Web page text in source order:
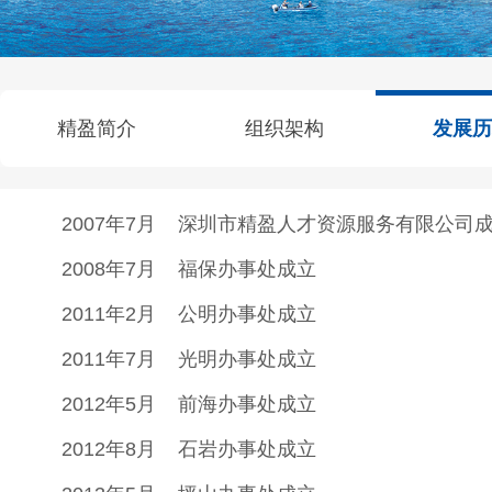
精盈简介 组织架构 发展
2007年7月 深圳市精盈人才资源服务有限公司
2008年7月 福保办事处成立
2011年2月 公明办事处成立
2011年7月 光明办事处成立
2012年5月 前海办事处成立
2012年8月 石岩办事处成立